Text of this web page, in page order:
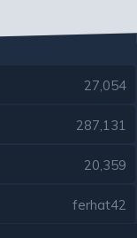
27,054
287,131
20,359
ferhat42